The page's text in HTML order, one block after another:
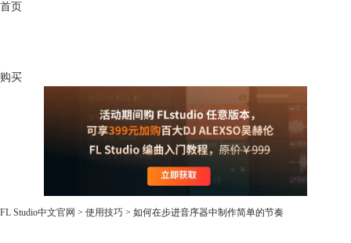
首页
购买
FL Studio中文官网 > 使用技巧 > 如何在步进音序器中制作简单的节奏